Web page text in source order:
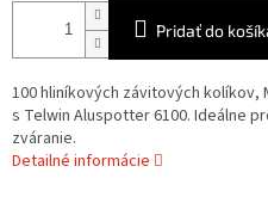
Pridať do
100 hliníkových závitových kolíkov,
s Telwin Aluspotter 6100. Ideálne
zváranie.
Detailné informácie